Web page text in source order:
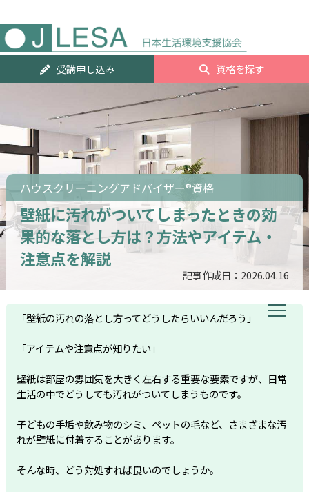
グ
受講申し込み 資格を探す
ハウスクリーニングアドバイザー®資格
壁紙に汚れがついてしまったときの効
果的な落とし方は？方法やアイテム・
注意点を解説
記事作成日：2026.04.16
「壁紙の汚れの落とし方ってどうしたらいいんだろう」
「アイテムや注意点が知りたい」
壁紙は部屋の雰囲気を大きく左右する重要な要素ですが、日常
生活の中でどうしても汚れがついてしまうものです。
子どもの手垢や飲み物のシミ、ペットの毛など、さまざまな汚
れが壁紙に付着することがあります。
そんな時、どう対処すれば良いのでしょうか。